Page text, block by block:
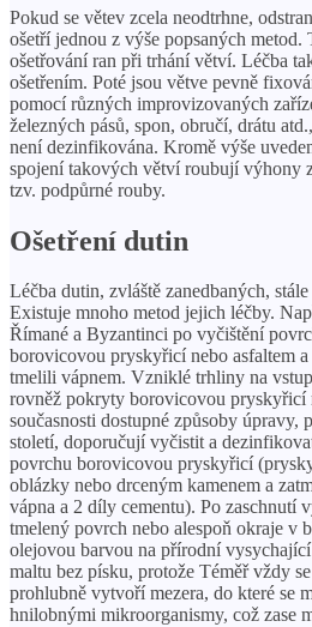
Pokud se větev zcela neodtrhne,
ošetří jednou z výše popsaných metod.
ošetřování ran při trhání větví. Léčba
ošetřením. Poté jsou větve pevně
pomocí různých improvizovaných
železných pásů, spon, obručí, drátu
není dezinfikována. Kromě výše
spojení takových větví roubují výhony
tzv. podpůrné rouby.
Ošetření dutin
Léčba dutin, zvláště zanedbaných,
Existuje mnoho metod jejich léčby.
Římané a Byzantinci po vyčištění
borovicovou pryskyřicí nebo asfaltem
tmelili vápnem. Vzniklé trhliny na
rovněž pokryty borovicovou pryskyřicí
současnosti dostupné způsoby úpravy,
století, doporučují vyčistit a
povrchu borovicovou pryskyřicí
oblázky nebo drceným kamenem a
vápna a 2 díly cementu). Po zaschnutí
tmelený povrch nebo alespoň okraje v
olejovou barvou na přírodní
maltu bez písku, protože Téměř vždy
prohlubně vytvoří mezera, do které se
hnilobnými mikroorganismy, což zase